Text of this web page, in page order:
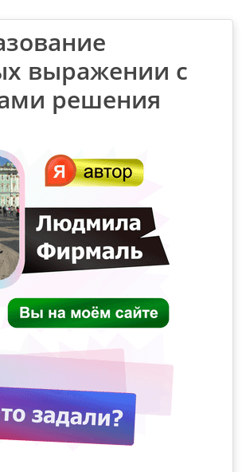
выражении с
решения